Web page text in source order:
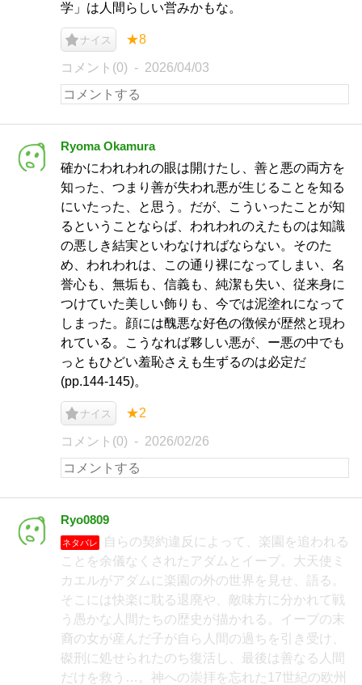
学」は人間らしい営みかもな。
ナイス ★8
コメント(0) 2026/04/03
Ryoma Okamura
確かにわれわれの眼は開けたし、善と悪の両方を
知った、つまり善が失われ悪が生じることを知る
にいたった、と思う。だが、こういったことが知
るということならば、われわれのえたものは知識
の悪しき結実といわなければならない。そのた
め、われわれは、この通り裸になってしまい、名
誉心も、無垢も、信義も、純潔も失い、従来身に
つけていた美しい飾りも、今では泥塗れになって
しまった。顔には醜悪な好色の徴候が歴然と現わ
れている。こうなれば夥しい悪が、ー悪の中でも
っともひどい羞恥さえも生ずるのは必定だ
(pp.144-145)。
ナイス ★2
コメント(0) 2026/02/26
Ryo0809
ネタバレ
自らの契約違反によって、楽園を追われる
ことを余儀なくされたアダムとイーブ。大天使ミ
カエルがアダムに楽園の外の世界を見せ、語る。
そこには快楽に耽る退廃や、敵味方に分かれて戦
う愚かな人間たちの歴史が描かれる。イーブの末
裔の女が産んだ子が自ら人間の過ちを引き受け、
磔刑に処せられたのち復活し、最後は善なる人間
だけを救う…。神への崇拝を忘れた17世紀の欧州